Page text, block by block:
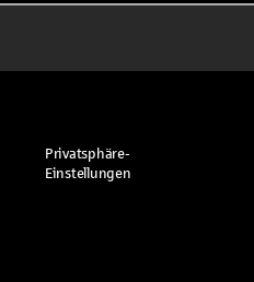
Privatsphäre-
Einstellungen